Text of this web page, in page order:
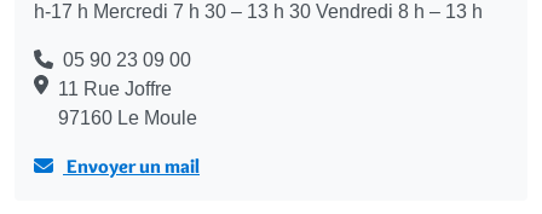
h-17 h Mercredi 7 h 30 – 13 h 30 Vendredi 8 h – 13 h
05 90 23 09 00
11 Rue Joffre
97160 Le Moule
Envoyer un mail